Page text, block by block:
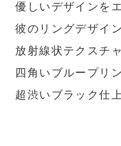
優しいデザインを
彼のリングデザイ
放射線状テクスチ
四角いブループリ
超渋いブラック仕